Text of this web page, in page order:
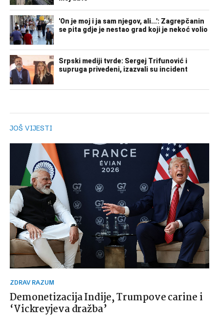
JOŠ VIJESTI
ZDRAV RAZUM
Demonetizacija Indije, Trumpove carine i
‘Vickreyjeva dražba’